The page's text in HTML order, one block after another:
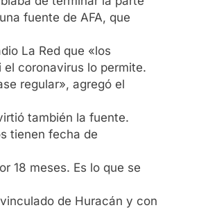
fuente de AFA, que
La Red que «los
coronavirus lo permite.
regular», agregó el
también la fuente.
tienen fecha de
18 meses. Es lo que se
de Huracán y con